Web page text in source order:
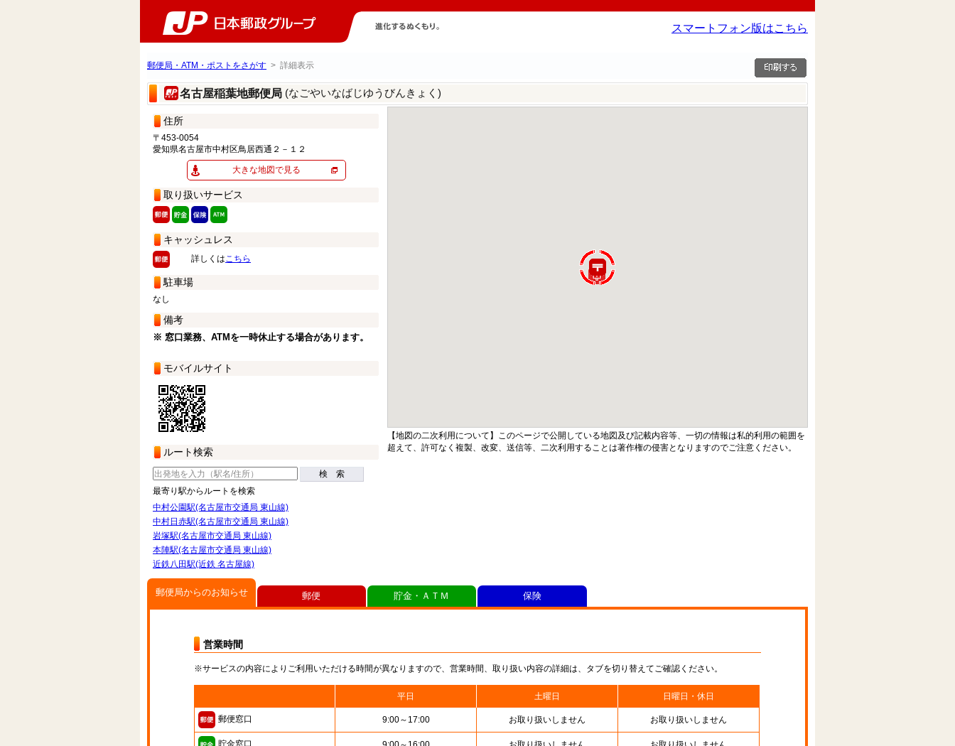
スマートフォン版はこちら
郵便局・ATM・ポストをさがす > 詳細表示
名古屋稲葉地郵便局 (なごやいなばじゆうびんきょく)
住所
〒453-0054
愛知県名古屋市中村区鳥居西通２－１２
大きな地図で見る
取り扱いサービス
キャッシュレス
詳しくはこちら
駐車場
なし
備考
※ 窓口業務、ATMを一時休止する場合があります。
モバイルサイト
ルート検索
検 索
最寄り駅からルートを検索
中村公園駅(名古屋市交通局 東山線)
中村日赤駅(名古屋市交通局 東山線)
岩塚駅(名古屋市交通局 東山線)
本陣駅(名古屋市交通局 東山線)
近鉄八田駅(近鉄 名古屋線)
【地図の二次利用について】このページで公開している地図及び記載内容等、一切の情報は私的利用の範囲を
超えて、許可なく複製、改変、送信等、二次利用することは著作権の侵害となりますのでご注意ください。
郵便局からのお知らせ
営業時間
※サービスの内容によりご利用いただける時間が異なりますので、営業時間、取り扱い内容の詳細は、タブを切り替えてご確認ください。
平日 土曜日 日曜日・休日
郵便窓口 9:00～17:00 お取り扱いしません お取り扱いしません
郵便 貯金・ＡＴＭ 保険